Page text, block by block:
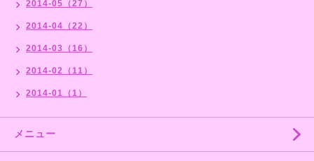
2014-05（27）
2014-04（22）
2014-03（16）
2014-02（11）
2014-01（1）
メニュー